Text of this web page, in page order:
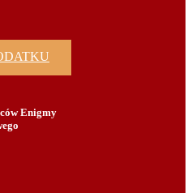
Enigmy